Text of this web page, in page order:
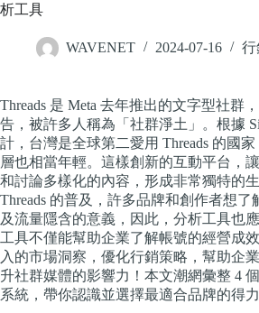
析工具
WAVENET 2024-07-16 行
Threads 是 Meta 去年推出的文字型社群
告，被許多人稱為「社群淨土」。根據
計，台灣是全球第二愛用 Threads 的國
層也相當年輕。這樣創新的互動平台，
和討論多樣化的內容，形成非常獨特的
Threads 的普及，許多品牌和創作者想了
及流量隱含的意義，因此，分析工具也
工具不僅能幫助企業了解帳號的經營成
入的市場洞察，優化行銷策略，幫助企
升社群媒體的影響力！本文潮網彙整 4
系統，帶你認識並選擇最適合品牌的得力